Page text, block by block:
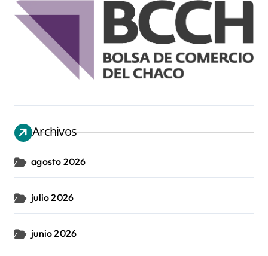
Archivos
agosto 2026
julio 2026
junio 2026